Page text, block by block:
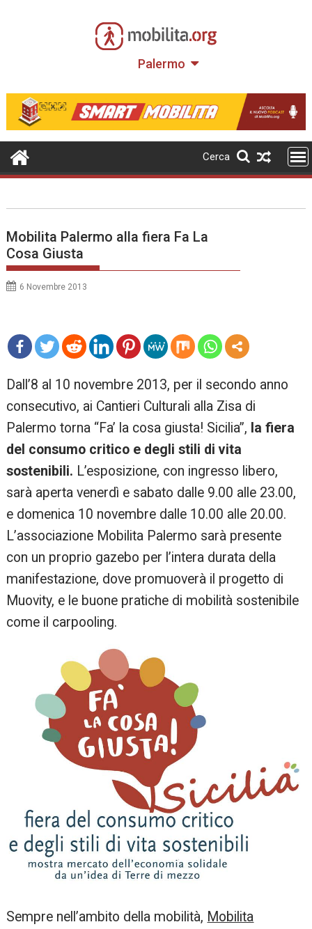
Palermo
Cerca
Mobilita Palermo alla fiera Fa La
Cosa Giusta
6 Novembre 2013
re
Dall’8 al 10 novembre 2013, per il secondo anno
consecutivo, ai Cantieri Culturali alla Zisa di
Palermo torna “Fa’ la cosa giusta! Sicilia”, la fiera
del consumo critico e degli stili di vita
sostenibili. L’esposizione, con ingresso libero,
sarà aperta venerdì e sabato dalle 9.00 alle 23.00,
e domenica 10 novembre dalle 10.00 alle 20.00.
L’associazione Mobilita Palermo sarà presente
con un proprio gazebo per l’intera durata della
manifestazione, dove promuoverà il progetto di
Muovity, e le buone pratiche di mobilità sostenibile
come il carpooling.
Sempre nell’ambito della mobilità, Mobilita